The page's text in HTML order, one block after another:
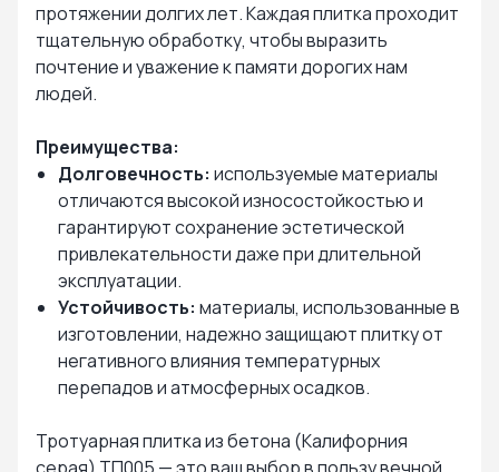
протяжении долгих лет. Каждая плитка проходит
тщательную обработку, чтобы выразить
почтение и уважение к памяти дорогих нам
людей.
Преимущества:
Долговечность: используемые материалы
отличаются высокой износостойкостью и
гарантируют сохранение эстетической
привлекательности даже при длительной
эксплуатации.
Устойчивость: материалы, использованные в
изготовлении, надежно защищают плитку от
негативного влияния температурных
перепадов и атмосферных осадков.
Тротуарная плитка из бетона (Калифорния